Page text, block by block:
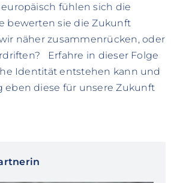
fühlen sich die
bewerten sie die Zukunft
näher zusammenrücken, oder
Erfahre in dieser Folge
Identität entstehen kann und
diese für unsere Zukunft